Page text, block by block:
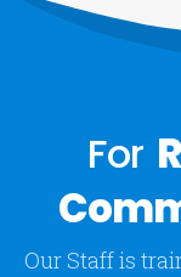
For
Our Staff is